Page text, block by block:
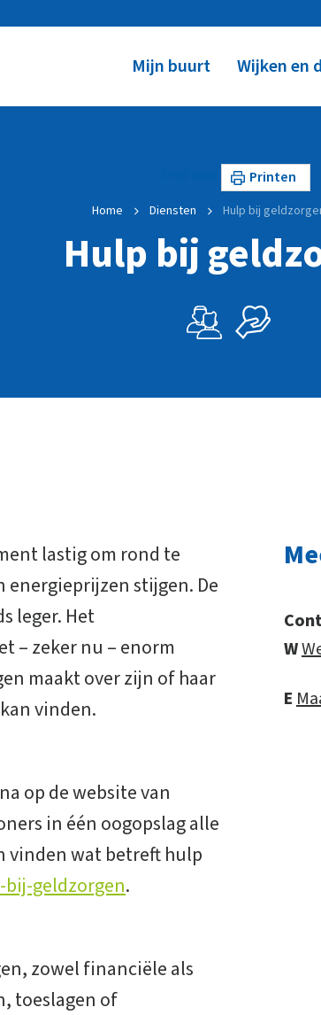
Mijn buurt Wijken en
Printen
Home Diensten Hulp bij
Hulp bij
lastig om rond te
stijgen. De
leger. Het
– zeker nu – enorm
maakt over zijn of haar
vinden.
op de website van
in één oogopslag alle
vinden wat betreft hulp
geldzorgen.
zowel financiële als
toeslagen of
W
E